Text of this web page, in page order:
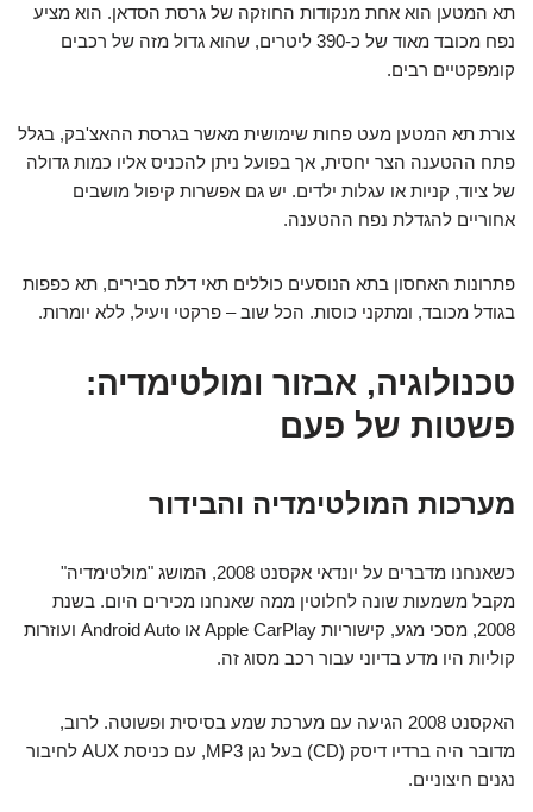
תא המטען הוא אחת מנקודות החוזקה של גרסת הסדאן. הוא מציע
נפח מכובד מאוד של כ-390 ליטרים, שהוא גדול מזה של רכבים
קומפקטיים רבים.
צורת תא המטען מעט פחות שימושית מאשר בגרסת ההאצ'בק, בגלל
פתח ההטענה הצר יחסית, אך בפועל ניתן להכניס אליו כמות גדולה
של ציוד, קניות או עגלות ילדים. יש גם אפשרות קיפול מושבים
אחוריים להגדלת נפח ההטענה.
פתרונות האחסון בתא הנוסעים כוללים תאי דלת סבירים, תא כפפות
בגודל מכובד, ומתקני כוסות. הכל שוב – פרקטי ויעיל, ללא יומרות.
טכנולוגיה, אבזור ומולטימדיה:
פשטות של פעם
מערכות המולטימדיה והבידור
כשאנחנו מדברים על יונדאי אקסנט 2008, המושג "מולטימדיה"
מקבל משמעות שונה לחלוטין ממה שאנחנו מכירים היום. בשנת
2008, מסכי מגע, קישוריות Apple CarPlay או Android Auto ועוזרות
קוליות היו מדע בדיוני עבור רכב מסוג זה.
האקסנט 2008 הגיעה עם מערכת שמע בסיסית ופשוטה. לרוב,
מדובר היה ברדיו דיסק (CD) בעל נגן MP3, עם כניסת AUX לחיבור
נגנים חיצוניים.